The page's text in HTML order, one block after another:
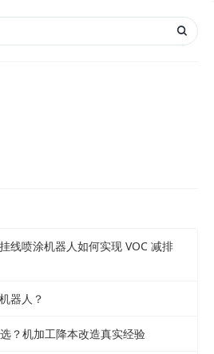
线喷涂机器人如何实现 VOC 减排
器人？
？机加工降本改造真实经验